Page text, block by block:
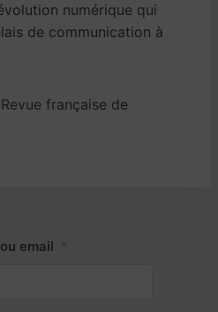
numérique qui
de communication à
française de
email